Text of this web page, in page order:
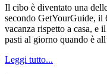
Il cibo è diventato una
secondo GetYourGuide,
vacanza rispetto a casa, e
pasti al giorno quando è
Leggi tutto...